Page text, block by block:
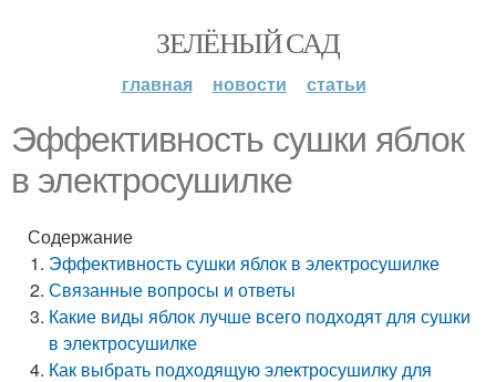
ЗЕЛЁНЫЙ САД
главная новости статьи
Эффективность сушки яблок
в электросушилке
Содержание
Эффективность сушки яблок в электросушилке
Связанные вопросы и ответы
Какие виды яблок лучше всего подходят для сушки
в электросушилке
Как выбрать подходящую электросушилку для